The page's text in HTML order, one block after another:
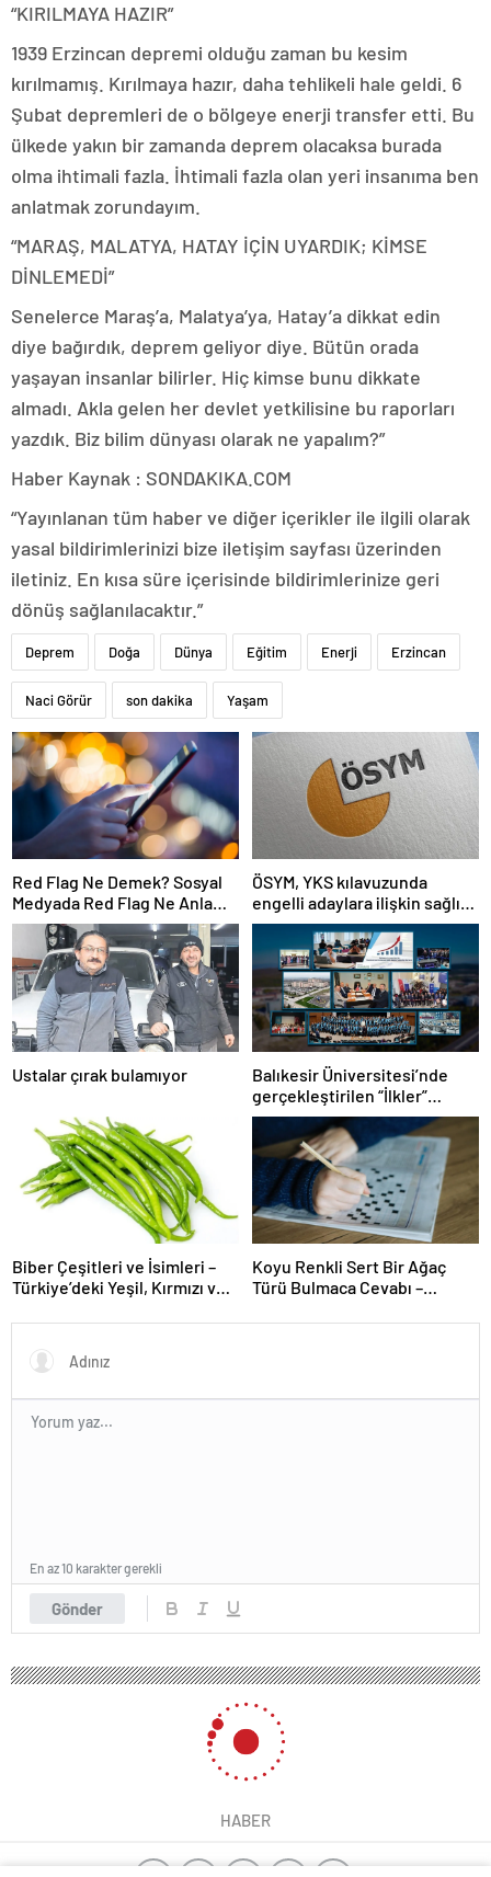
“KIRILMAYA HAZIR”
1939 Erzincan depremi olduğu zaman bu kesim
kırılmamış. Kırılmaya hazır, daha tehlikeli hale geldi. 6
Şubat depremleri de o bölgeye enerji transfer etti. Bu
ülkede yakın bir zamanda deprem olacaksa burada
olma ihtimali fazla. İhtimali fazla olan yeri insanıma ben
anlatmak zorundayım.
“MARAŞ, MALATYA, HATAY İÇİN UYARDIK; KİMSE
DİNLEMEDİ”
Senelerce Maraş’a, Malatya’ya, Hatay’a dikkat edin
diye bağırdık, deprem geliyor diye. Bütün orada
yaşayan insanlar bilirler. Hiç kimse bunu dikkate
almadı. Akla gelen her devlet yetkilisine bu raporları
yazdık. Biz bilim dünyası olarak ne yapalım?”
Haber Kaynak : SONDAKIKA.COM
“Yayınlanan tüm haber ve diğer içerikler ile ilgili olarak
yasal bildirimlerinizi bize iletişim sayfası üzerinden
iletiniz. En kısa süre içerisinde bildirimlerinize geri
dönüş sağlanılacaktır.”
Deprem Doğa Dünya Eğitim Enerji Erzincan
Naci Görür son dakika Yaşam
Red Flag Ne Demek? Sosyal
Medyada Red Flag Ne Anlama
Gelir?
ÖSYM, YKS kılavuzunda
engelli adaylara ilişkin sağlık
şartlarını güncelledi
Ustalar çırak bulamıyor
Balıkesir Üniversitesi’nde
gerçekleştirilen “İlkler”
üniversitenin geleceğini
şekillendiriyor
Biber Çeşitleri ve İsimleri –
Türkiye’deki Yeşil, Kırmızı ve
Koyu Renkli Sert Bir Ağaç
Türü Bulmaca Cevabı –
Bir Ağaç Türü
Gönder
En az 10 karakter gerekli
HABER